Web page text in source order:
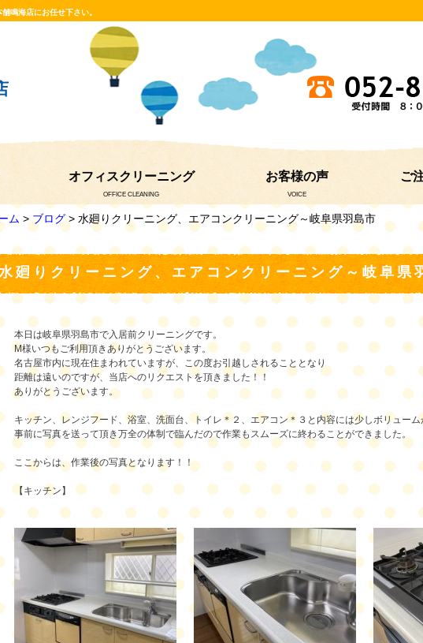
鳴海店にお任せ下さい。
オフィスクリーニング
OFFICE CLEANING
お客様の声
VOICE
ご
ム >ブログ> 水廻りクリーニング、エアコンクリーニング～岐阜県羽島市
廻りクリーニング、エアコンクリーニング～岐阜県
本日は岐阜県羽島市で入居前クリーニングです。
M様いつもご利用頂きありがとうございます。
名古屋市内に現在住まわれていますが、この度お引越しされることとなり
距離は遠いのですが、当店へのリクエストを頂きました！！
ありがとうございます。
キッチン、レンジフード、浴室、洗面台、トイレ＊２、エアコン＊３と内容には少しボリュー
事前に写真を送って頂き万全の体制で臨んだので作業もスムーズに終わることができました。
ここからは、作業後の写真となります！！
【キッチン】